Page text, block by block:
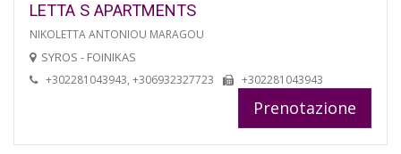
LETTA S APARTMENTS
NIKOLETTA ANTONIOU MARAGOU
SYROS - FOINIKAS
+302281043943, +306932327723 +302281043943
Prenotazione